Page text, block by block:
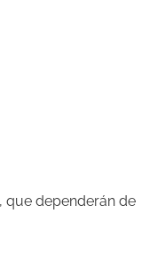
que dependerán de